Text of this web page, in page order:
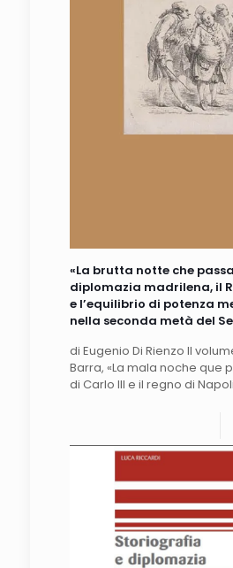
«La brutta notte che
diplomazia madrilena, il
e l’equilibrio di potenza
nella seconda metà del
di Eugenio Di Rienzo Il
Barra, «La mala noche que
di Carlo III e il regno di